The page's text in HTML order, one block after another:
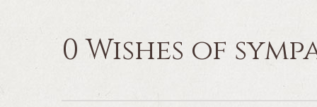
0 Wishes of